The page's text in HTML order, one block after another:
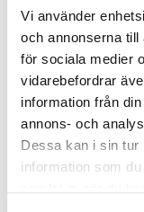
Vi använder
och annonserna till
för sociala medier
vidarebefordrar
information från
annons- och
Dessa kan i sin tur
information som
Skaftö och Axel
4/10
Oscar Lengden till